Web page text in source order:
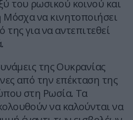
του ρωσικού κοινού και
Μόσχα να κινητοποιήσει
για να αντεπιτεθεί
της Ουκρανίας
από την επέκταση της
στη Ρωσία. Τα
να καλούνται να